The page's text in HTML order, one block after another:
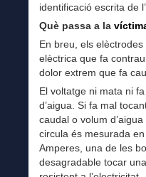
identificació escrita de
Què passa a la
En breu, els
elèctrica que fa
dolor extrem que fa
El voltatge ni mata ni
d’aigua. Si fa mal
caudal o volum
circula és mesurada
Amperes, una de les
desagradable tocar